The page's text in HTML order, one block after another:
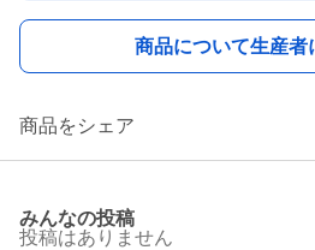
商品について生産者
商品をシェア
みんなの投稿
投稿はありません